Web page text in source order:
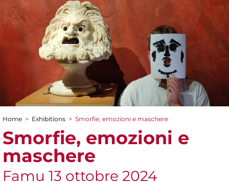
You are here
Home > Exhibitions > Smorfie, emozioni e maschere
Smorfie, emozioni e
maschere
Famu 13 ottobre 2024